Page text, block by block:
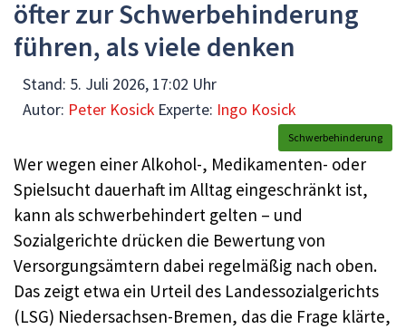
öfter zur Schwerbehinderung
führen, als viele denken
Stand: 5. Juli 2026, 17:02 Uhr
Autor: Peter Kosick Experte: Ingo Kosick
Schwerbehinderung
Wer wegen einer Alkohol-, Medikamenten- oder
Spielsucht dauerhaft im Alltag eingeschränkt ist,
kann als schwerbehindert gelten – und
Sozialgerichte drücken die Bewertung von
Versorgungsämtern dabei regelmäßig nach oben.
Das zeigt etwa ein Urteil des Landessozialgerichts
(LSG) Niedersachsen-Bremen, das die Frage klärte,